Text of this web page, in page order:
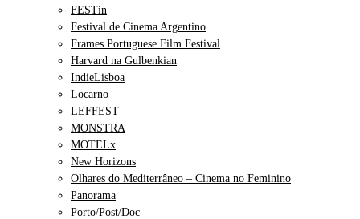
FESTin
Festival de Cinema Argentino
Frames Portuguese Film Festival
Harvard na Gulbenkian
IndieLisboa
Locarno
LEFFEST
MONSTRA
MOTELx
New Horizons
Olhares do Mediterrâneo – Cinema no Feminino
Panorama
Porto/Post/Doc